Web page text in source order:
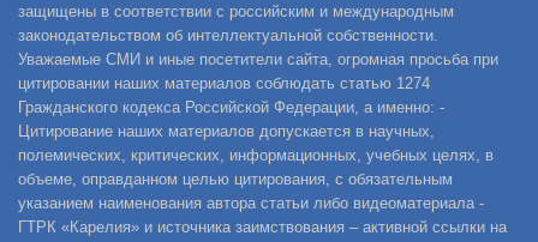
защищены в соответствии с российским и международным
законодательством об интеллектуальной собственности.
Уважаемые СМИ и иные посетители сайта, огромная просьба при
цитировании наших материалов соблюдать статью 1274
Гражданского кодекса Российской Федерации, а именно: -
Цитирование наших материалов допускается в научных,
полемических, критических, информационных, учебных целях, в
объеме, оправданном целью цитирования, с обязательным
указанием наименования автора статьи либо видеоматериала -
ГТРК «Карелия» и источника заимствования – активной ссылки на